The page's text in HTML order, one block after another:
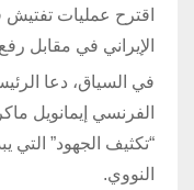
اقترح عمليات تفتيش
الإيراني في مقابل
في السياق، دعا
الفرنسي إيمانويل
“تكثيف الجهود” التي
النووي.